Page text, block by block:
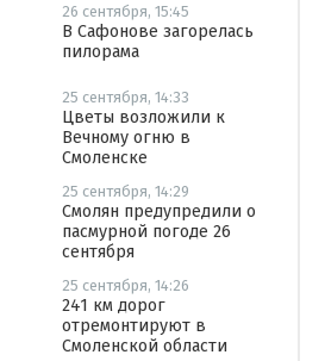
26 сентября, 15:45
В Сафонове загорелась
пилорама
25 сентября, 14:33
Цветы возложили к
Вечному огню в
Смоленске
25 сентября, 14:29
Смолян предупредили о
пасмурной погоде 26
сентября
25 сентября, 14:26
241 км дорог
отремонтируют в
Смоленской области